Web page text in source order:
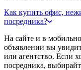
Как купить офис,
посредника?
На сайте и в
объявлении вы
или агентство. Если
посредника,